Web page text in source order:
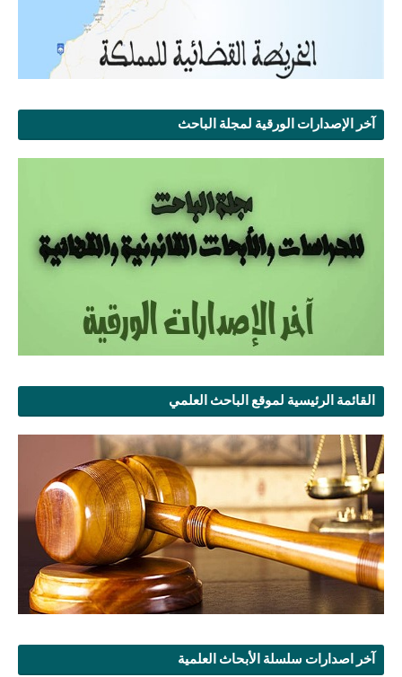
آخر الإصدارات الورقية لمجلة الباحث
القائمة الرئيسية لموقع الباحث العلمي
آخر اصدارات سلسلة الأبحاث العلمية